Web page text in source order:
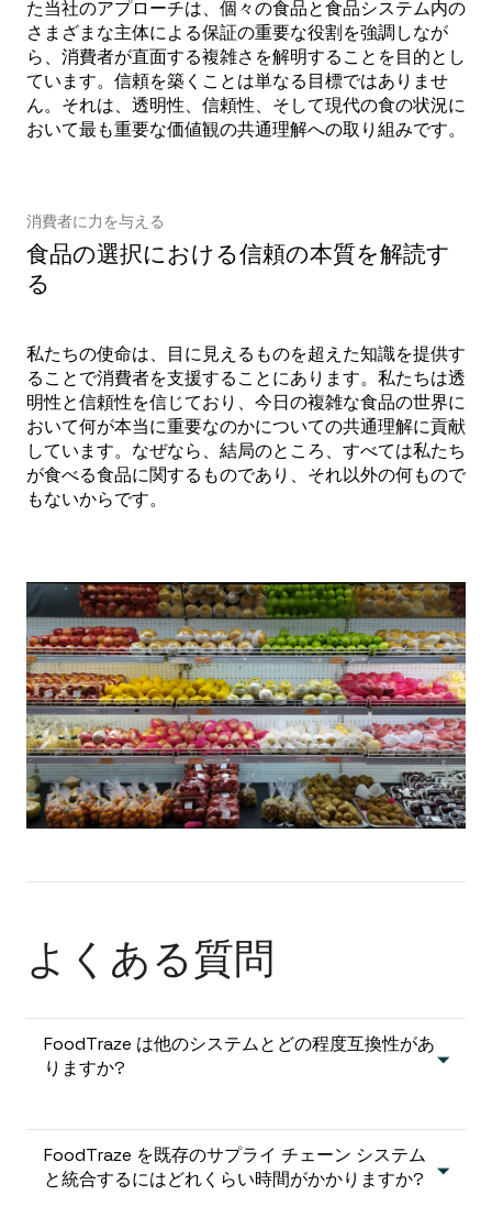
た当社のアプローチは、個々の食品と食品システム内の
さまざまな主体による保証の重要な役割を強調しなが
ら、消費者が直面する複雑さを解明することを目的とし
ています。信頼を築くことは単なる目標ではありませ
ん。それは、透明性、信頼性、そして現代の食の状況に
おいて最も重要な価値観の共通理解への取り組みです。
消費者に力を与える
食品の選択における信頼の本質を解読す
る
私たちの使命は、目に見えるものを超えた知識を提供す
ることで消費者を支援することにあります。私たちは透
明性と信頼性を信じており、今日の複雑な食品の世界に
おいて何が本当に重要なのかについての共通理解に貢献
しています。なぜなら、結局のところ、すべては私たち
が食べる食品に関するものであり、それ以外の何もので
もないからです。
よくある質問
FoodTraze は他のシステムとどの程度互換性があ
りますか?
FoodTraze を既存のサプライ チェーン システム
と統合するにはどれくらい時間がかかりますか?